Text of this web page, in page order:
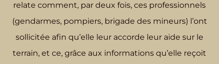
relate comment, par deux fois, ces professionnels
(gendarmes, pompiers, brigade des mineurs) l’ont
sollicitée afin qu’elle leur accorde leur aide sur le
terrain, et ce, grâce aux informations qu’elle reçoit